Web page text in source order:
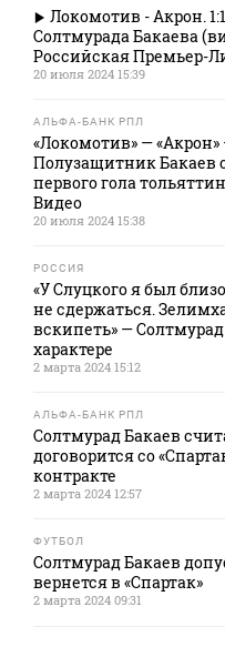
Локомотив - Акрон.
Солтмурада Бакаева
Российская Премьер-
20 июля 2024 15:39
АЛЬФА-БАНК РПЛ
«Локомотив» — «Акрон»
Полузащитник Бакаев
первого гола
Видео
20 июля 2024 15:38
РОССИЯ
«У Слуцкого я был
не сдержаться.
вскипеть» —
характере
2 марта 2024 15:12
АЛЬФА-БАНК РПЛ
Солтмурад Бакаев
договорится со
контракте
2 марта 2024 12:57
ФУТБОЛ
Солтмурад Бакаев
вернется в «Спартак»
2 марта 2024 09:31